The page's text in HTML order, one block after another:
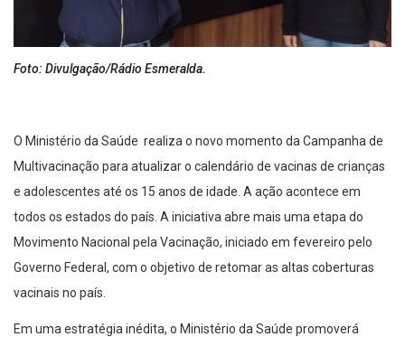
Foto: Divulgação/Rádio Esmeralda.
O Ministério da Saúde realiza o novo momento da Campanha de
Multivacinação para atualizar o calendário de vacinas de crianças
e adolescentes até os 15 anos de idade. A ação acontece em
todos os estados do país. A iniciativa abre mais uma etapa do
Movimento Nacional pela Vacinação, iniciado em fevereiro pelo
Governo Federal, com o objetivo de retomar as altas coberturas
vacinais no país.
Em uma estratégia inédita, o Ministério da Saúde promoverá